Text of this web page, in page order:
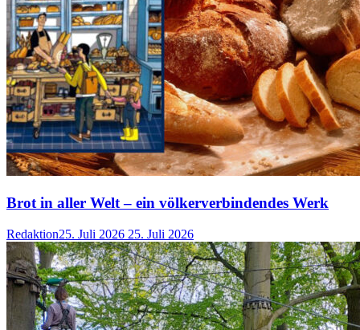
Brot in aller Welt – ein völkerverbindendes Werk
Redaktion25. Juli 2026 25. Juli 2026